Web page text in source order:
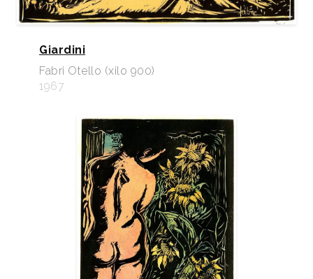
Giardini
Fabri Otello (xilo 900)
1967